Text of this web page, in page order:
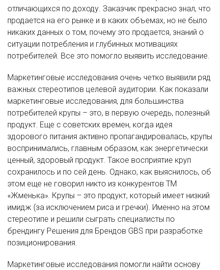
отличающихся по доходу. Заказчик прекрасно знал, что
продается на его рынке и в каких объемах, но не было
никаких данных о том, почему это продается, знаний о
ситуации потребления и глубинных мотивациях
потребителей. Все это помогло выявить исследование.
Маркетинговые исследования очень четко выявили ряд
важных стереотипов целевой аудитории. Как показали
маркетинговые исследования, для большинства
потребителей крупы – это, в первую очередь, полезный
продукт. Еще с советских времен, когда идея
здорового питания активно пропагандировалась, крупы
воспринимались, главным образом, как энергетически
ценный, здоровый продукт. Такое восприятие круп
сохранилось и по сей день. Однако, как выяснилось, об
этом еще не говорил никто из конкурентов ТМ
«Жменька». Крупы – это продукт, который имеет низкий
имидж (за исключением риса и гречки). Именно на этом
стереотипе и решили сыграть специалисты по
брендингу Решения для Брендов GBS при разработке
позиционирования.
Маркетинговые исследования помогли найти основу